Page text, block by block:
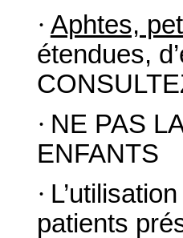
· Aphtes,
étendues,
· NE PAS
ENFANTS
·
patients